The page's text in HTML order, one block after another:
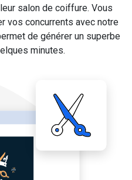
salon de coiffure. Vous
vos concurrents avec notre
de générer un superbe
minutes.